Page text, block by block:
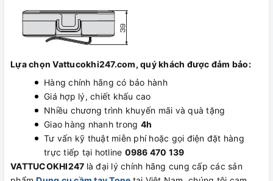
Lựa chọn Vattucokhi247.com, quý khách được đảm bảo:
Hàng chính hãng có bảo hành
Giá hợp lý, chiết khấu cao
Nhiều chương trình khuyến mãi và quà tặng
Giao hàng nhanh trong 4h
Tư vấn kỹ thuật miễn phí hoặc gọi điện đặt hàng
trực tiếp tại hotline 0986 470 139
VATTUCOKHI247 là đại lý chính hãng cung cấp các sản